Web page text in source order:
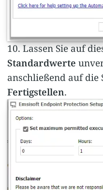
10. Lassen Sie auf
Standardwerte
anschließend auf die
Fertigstellen.